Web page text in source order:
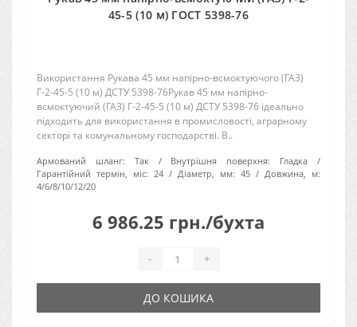
45-5 (10 м) ГОСТ 5398-76
Використання Рукава 45 мм напірно-всмоктуючого (ГАЗ)
Г-2-45-5 (10 м) ДСТУ 5398-76Рукав 45 мм напірно-
всмоктуючий (ГАЗ) Г-2-45-5 (10 м) ДСТУ 5398-76 ідеально
підходить для використання в промисловості, аграрному
секторі та комунальному господарстві. В..
Армований шланг: Так Внутрішня поверхня:
Гладка
Гарантійний термін, міс: 24 Діаметр, мм: 45
Довжина, м:
4/6/8/10/12/20
6 986.25 грн./бухта
- +
ДО КОШИКА